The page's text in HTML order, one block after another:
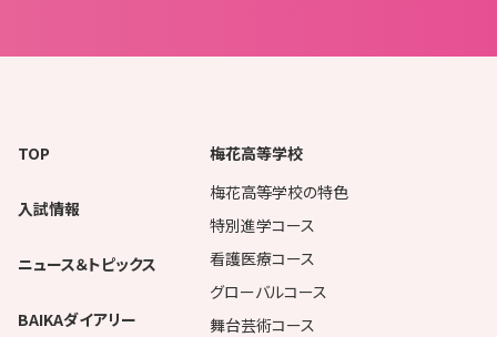
TOP
入試情報
ニュース＆トピックス
BAIKAダイアリー
梅花高等学校
梅花高等学校の特色
特別進学コース
看護医療コース
グローバルコース
舞台芸術コース